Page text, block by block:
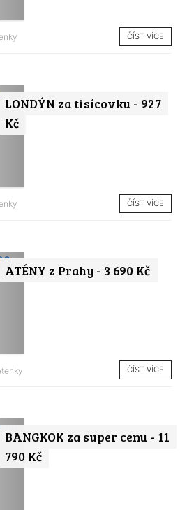
ČÍST VÍCE
LONDÝN za tisícovku - 927
Kč
ČÍST VÍCE
ATÉNY z Prahy - 3 690 Kč
ČÍST VÍCE
BANGKOK za super cenu - 11
790 Kč